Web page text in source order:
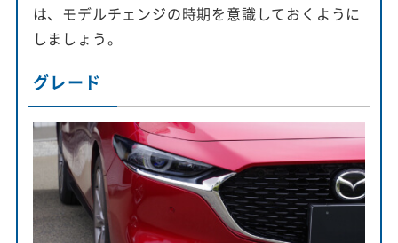
は、モデルチェンジの時期を意識しておくように
しましょう。
グレード